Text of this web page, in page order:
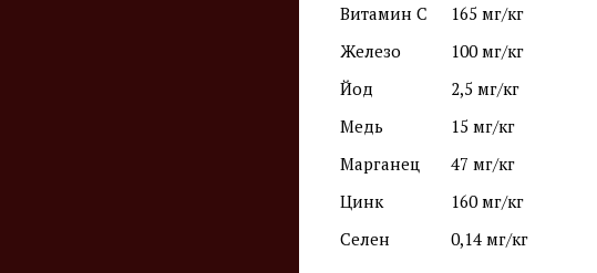
Витамин C
165 мг/кг
Железо
100 мг/кг
Йод
2,5 мг/кг
Медь
15 мг/кг
Марганец
47 мг/кг
Цинк
160 мг/кг
Селен
0,14 мг/кг